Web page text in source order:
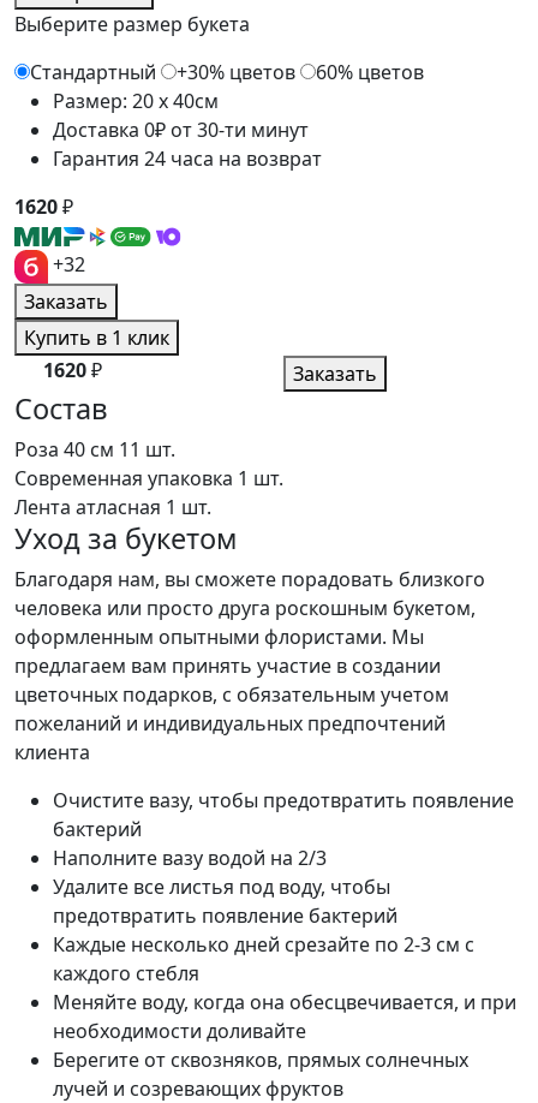
Выберите размер букета
Стандартный
+30% цветов
60% цветов
Размер: 20 x 40см
Доставка 0₽ от 30-ти минут
Гарантия 24 часа на возврат
1620₽
+32
Заказать
Купить в 1 клик
1620₽ Заказать
Состав
Роза 40 см 11 шт.
Современная упаковка 1 шт.
Лента атласная 1 шт.
Уход за букетом
Благодаря нам, вы сможете порадовать близкого
человека или просто друга роскошным букетом,
оформленным опытными флористами. Мы
предлагаем вам принять участие в создании
цветочных подарков, с обязательным учетом
пожеланий и индивидуальных предпочтений
клиента
Очистите вазу, чтобы предотвратить появление
бактерий
Наполните вазу водой на 2/3
Удалите все листья под воду, чтобы
предотвратить появление бактерий
Каждые несколько дней срезайте по 2-3 см с
каждого стебля
Меняйте воду, когда она обесцвечивается, и при
необходимости доливайте
Берегите от сквозняков, прямых солнечных
лучей и созревающих фруктов